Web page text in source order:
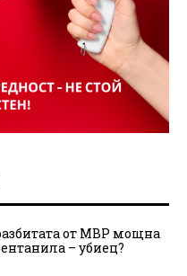
от МВР мощна
– убиец?